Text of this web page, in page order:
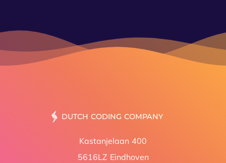
Kastanjelaan 400
5616LZ Eindhoven